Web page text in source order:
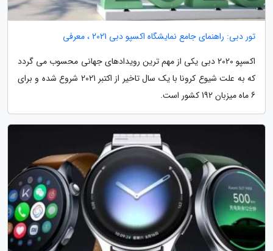
تور دبی: راهنمای جامع نمایشگاه اکسپو دبی 2021 ، معرفی
اکسپو 2020 دبی یکی از مهم ترین رویدادهای جهانی محسوب می گردد
که به علت شیوع کرونا با یک سال تاخیر از اکتبر 2021 شروع شده و برای
6 ماه میزبان 192 کشور است.